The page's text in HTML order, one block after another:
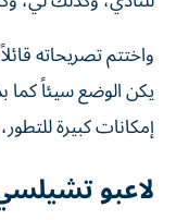
واختتم تصريحاته
يكن الوضع سيئاً كما
إمكانات كبيرة
لاعبو